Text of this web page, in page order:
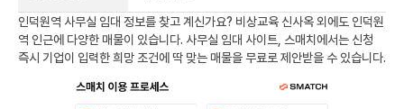
인덕원역 사무실 임대 정보를 찾고 계신가요? 비상교육 신사옥외에도 인덕원
역 인근에 다양한 매물이 있습니다. 사무실 임대 사이트, 스매치에서는 신청
즉시 기업이 입력한 희망 조건에 딱 맞는 매물을 무료로 제안받을 수 있습니다.